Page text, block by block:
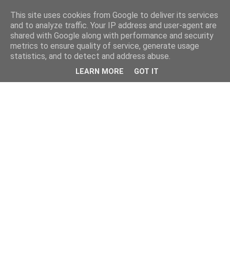
This site uses cookies from Google to deliver its services
and to analyze traffic. Your IP address and user-agent are
shared with Google along with performance and security
metrics to ensure quality of service, generate usage
statistics, and to detect and address abuse.
LEARN MORE GOT IT